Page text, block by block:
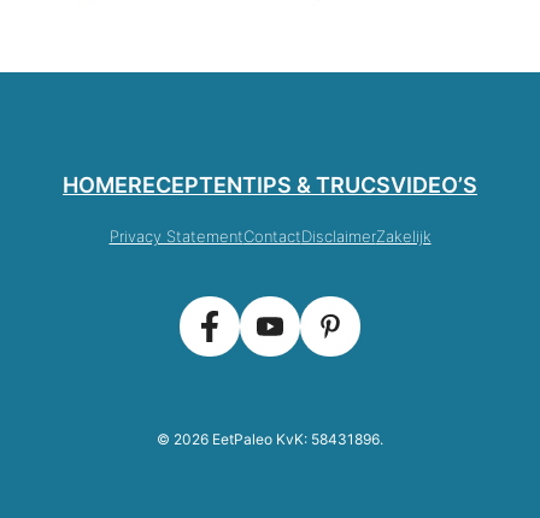
HOMERECEPTENTIPS & TRUCSVIDEO’S
Privacy StatementContactDisclaimerZakelijk
© 2026 EetPaleo KvK: 58431896.